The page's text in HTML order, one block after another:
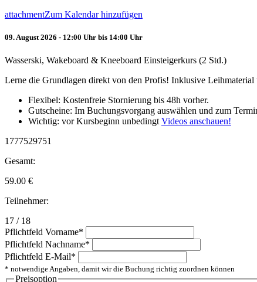
attachmentZum Kalendar hinzufügen
09. August 2026 - 12:00 Uhr bis 14:00 Uhr
Wasserski, Wakeboard & Kneeboard Einsteigerkurs (2 Std.)
Lerne die Grundlagen direkt von den Profis! Inklusive
Flexibel: Kostenfreie Stornierung bis 48h vorher.
Gutscheine: Im Buchungsvorgang auswählen und zum
Wichtig: vor Kursbeginn unbedingt Videos anschauen!
1777529751
Gesamt:
59.00 €
Teilnehmer:
17 / 18
Pflichtfeld Vorname*
Pflichtfeld Nachname*
Pflichtfeld E-Mail*
* notwendige Angaben, damit wir die Buchung richtig zuordnen können
Preisoption